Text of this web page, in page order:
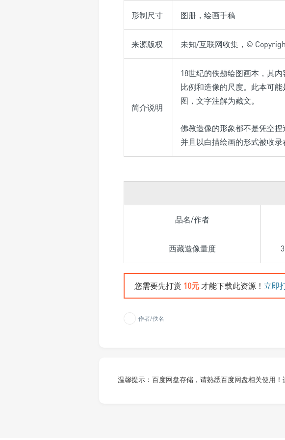
形制尺寸 图册，绘画手稿
来源版权 未知/互联网收集，©
简介说明
18世纪的佚题绘图画本，其
比例和造像的尺度。此本可
图，文字注解为藏文。
佛教造像的形象都不是凭空
并且以白描绘画的形式被收录
品名/作者
西藏造像量度
您需要先打赏 10元 才能下载此资源！ 立即
作者/佚名
温馨提示：百度网盘存储，请熟悉百度网盘相关使用